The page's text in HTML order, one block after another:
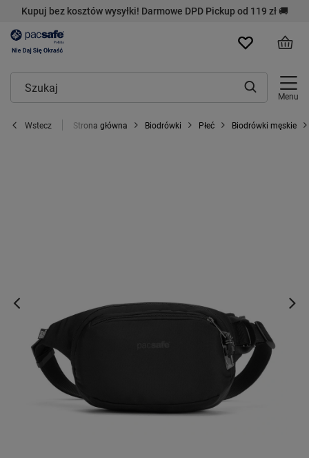
Kupuj bez kosztów wysyłki! Darmowe DPD Pickup od 119 zł 🚚
Menu
Wstecz Strona główna Biodrówki Płeć Biodrówki męskie